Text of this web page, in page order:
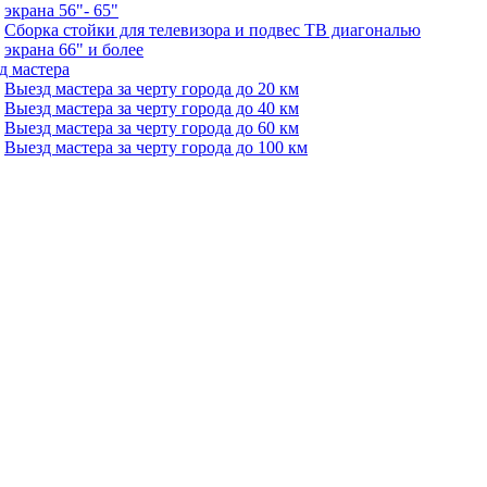
экрана 56"- 65"
Сборка стойки для телевизора и подвес ТВ диагональю
экрана 66" и более
мастера
Выезд мастера за черту города до 20 км
Выезд мастера за черту города до 40 км
Выезд мастера за черту города до 60 км
Выезд мастера за черту города до 100 км